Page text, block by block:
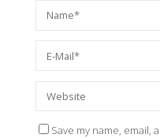
Save my name, email,